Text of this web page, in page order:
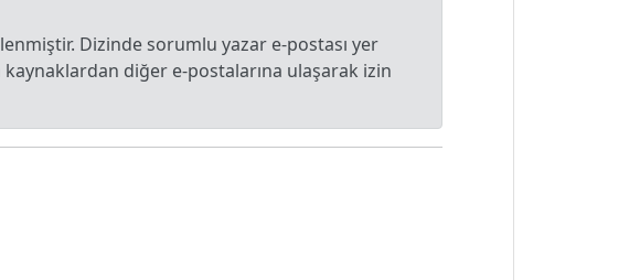
Dizinde sorumlu yazar e-postası yer
diğer e-postalarına ulaşarak izin